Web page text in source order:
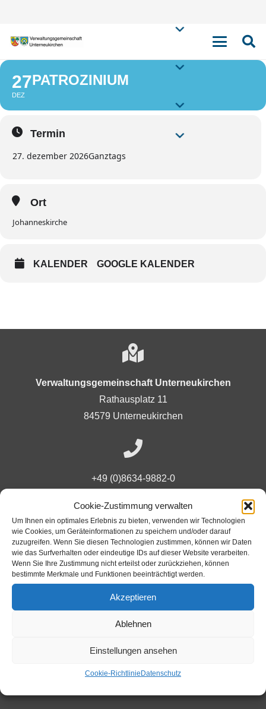
Cookie-Zustimmung verwalten
Um Ihnen ein optimales Erlebnis zu bieten, verwenden wir Technologien
wie Cookies, um Geräteinformationen zu speichern und/oder darauf
zuzugreifen. Wenn Sie diesen Technologien zustimmen, können wir Daten
wie das Surfverhalten oder eindeutige IDs auf dieser Website verarbeiten.
Wenn Sie Ihre Zustimmung nicht erteilst oder zurückziehen, können
bestimmte Merkmale und Funktionen beeinträchtigt werden.
Akzeptieren
Ablehnen
Einstellungen ansehen
Cookie-Richtlinie Datenschutz
PATROZINIUM
27
DEZ
PATROZINIUM
Termin
27. dezember 2026Ganztags
Ort
Johanneskirche
KALENDER GOOGLE KALENDER
Verwaltungsgemeinschaft Unterneukirchen
Rathausplatz 11
84579 Unterneukirchen
+49 (0)8634-9882-0
Ansprechpartner
+49 (0)8634-9882-22
Öffnungszeiten